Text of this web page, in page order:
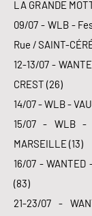
LA GRANDE
09/07 - WLB -
Rue / SAINT-
12-13/07 -
CREST (26)
14/07 - WLB -
15/07 - WLB -
MARSEILLE (13)
16/07 - WANTED
(83)
21-23/07 -